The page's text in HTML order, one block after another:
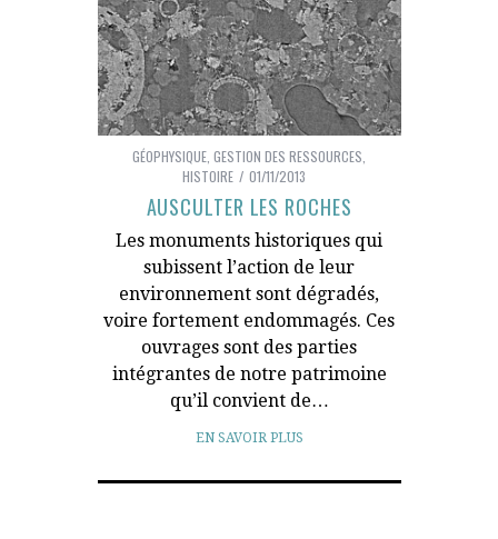
GÉOPHYSIQUE GESTION DES RESSOURCES
HISTOIRE
01/11/2013
AUSCULTER LES ROCHES
Les monuments historiques qui
subissent l’action de leur
environnement sont dégradés,
voire fortement endommagés. Ces
ouvrages sont des parties
intégrantes de notre patrimoine
qu’il convient de…
EN SAVOIR PLUS